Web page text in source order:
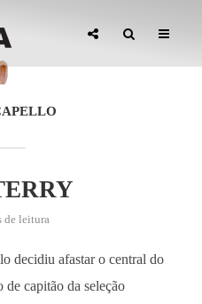
de leitura
decidiu afastar o central do
de capitão da seleção